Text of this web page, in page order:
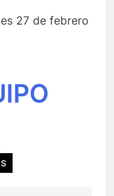
27 de febrero